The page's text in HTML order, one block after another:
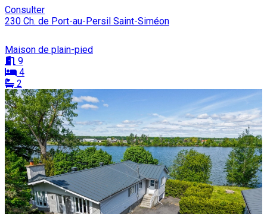
Consulter
230 Ch. de Port-au-Persil Saint-Siméon
Maison de plain-pied
9
4
2